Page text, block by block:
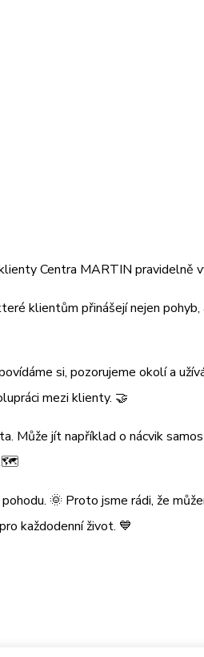
Centra MARTIN pravidelně
klientům přinášejí nejen
si, pozorujeme okolí a
mezi klienty. 🤝
Může jít například o nácvik
🗺️
🌞 Proto jsme rádi, že
každodenní život. 💙